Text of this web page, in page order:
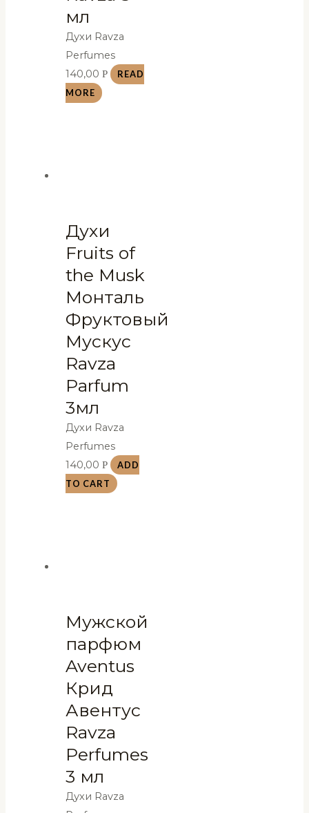
мл
Духи Ravza
Perfumes
140,00Р
READ
MORE
Духи
Fruits of
the Musk
Монталь
Фруктовый
Мускус
Ravza
Parfum
3мл
Духи Ravza
Perfumes
140,00Р
ADD
TO CART
Мужской
парфюм
Aventus
Крид
Авентус
Ravza
Perfumes
3 мл
Духи Ravza